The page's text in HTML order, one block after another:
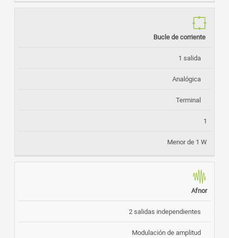
Bucle de corriente
1 salida
Analógica
Terminal
1
Menor de 1 W
Afnor
2 salidas independientes
Modulación de amplitud